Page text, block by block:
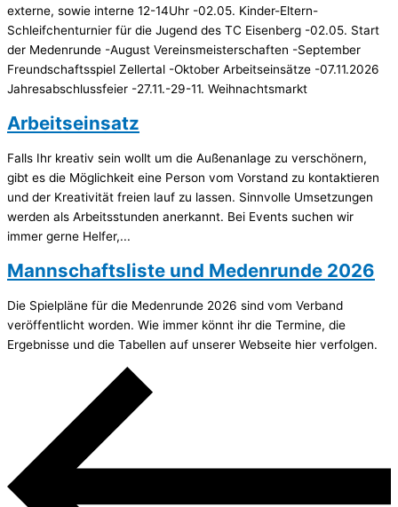
externe, sowie interne 12-14Uhr -02.05. Kinder-Eltern-
Schleifchenturnier für die Jugend des TC Eisenberg -02.05. Start
der Medenrunde -August Vereinsmeisterschaften -September
Freundschaftsspiel Zellertal -Oktober Arbeitseinsätze -07.11.2026
Jahresabschlussfeier -27.11.-29-11. Weihnachtsmarkt
Arbeitseinsatz
Falls Ihr kreativ sein wollt um die Außenanlage zu verschönern,
gibt es die Möglichkeit eine Person vom Vorstand zu kontaktieren
und der Kreativität freien lauf zu lassen. Sinnvolle Umsetzungen
werden als Arbeitsstunden anerkannt. Bei Events suchen wir
immer gerne Helfer,...
Mannschaftsliste und Medenrunde 2026
Die Spielpläne für die Medenrunde 2026 sind vom Verband
veröffentlicht worden. Wie immer könnt ihr die Termine, die
Ergebnisse und die Tabellen auf unserer Webseite hier verfolgen.